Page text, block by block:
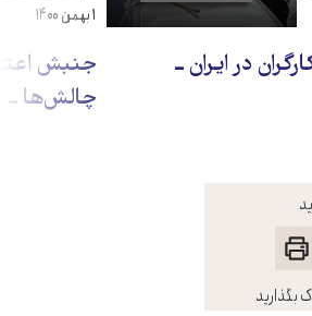
بگذارید
در ایران ــ
جنبش
چالش‌ها
۱ بهمن ۱۴۰۰